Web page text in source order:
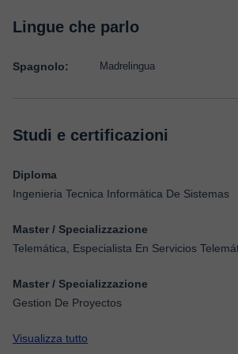
Lingue che parlo
Spagnolo: Madrelingua
Studi e certificazioni
Diploma
Ingenieria Tecnica Informática De Sistemas
Master / Specializzazione
Telemática, Especialista En Servicios
Master / Specializzazione
Gestion De Proyectos
Visualizza tutto